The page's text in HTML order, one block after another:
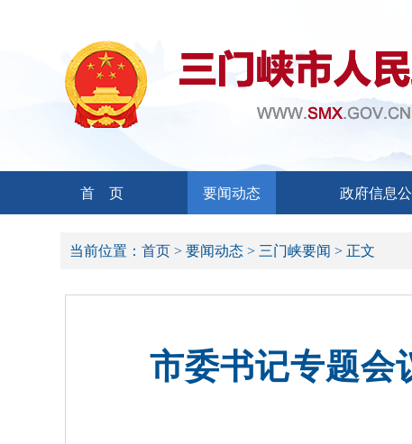
首 页 要闻动态 政府信息
当前位置： 首页 > 要闻动态 > 三门峡要闻 > 正文
市委书记专题会